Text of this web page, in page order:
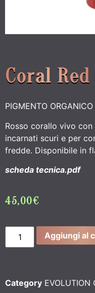
Coral Red
PIGMENTO ORGANICO
Rosso corallo vivo
incarnati scuri e per
fredde. Disponibile in
scheda tecnica.pdf
45,00€
Aggiungi al
Category EVOLUTION